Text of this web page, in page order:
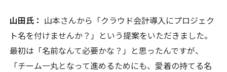
山田氏： 山本さんから「クラウド会計導入にプロジェク
ト名を付けませんか？」という提案をいただきました。
最初は「名前なんて必要かな？」と思ったんですが、
「チーム一丸となって進めるためにも、愛着の持てる名